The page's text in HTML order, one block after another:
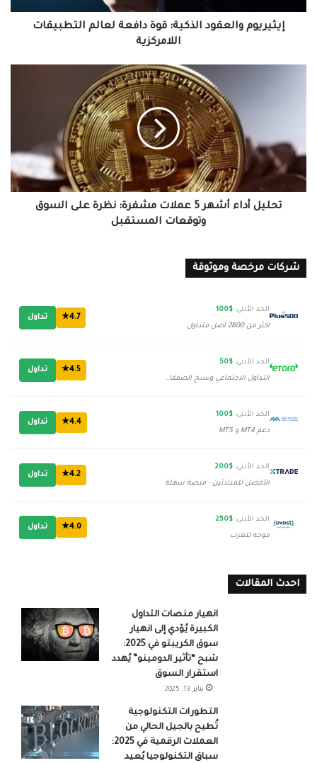
إيثيريوم والعقود الذكية: قوة دافعة لعالم التطبيقات
اللامركزية
مشفرة:
نظرة
على
السوق
وتوقعات
تحليل أداء أشهر 5 عملات مشفرة: نظرة على السوق
وتوقعات المستقبل
شركات مرخصة وموثوقة
الحد الأدنى: $100
أكثر من 2800 أصل متداول
4.7★ تداول
الحد الأدنى: $50
التداول الاجتماعي ونسخ الصفقات
4.5★ تداول
الحد الأدنى: $100
دعم MT4 و MT5
4.4★ تداول
الحد الأدنى: $200
الأفضل للمبتدئين - منصة سهلة
4.2★ تداول
الحد الأدنى: $250
موجه للعرب
4.0★ تداول
احدث المقالات
انهيار منصات التداول
الكبيرة يُؤدي إلى انهيار
سوق الكريبتو في 2025:
شبح “تأثير الدومينو” يُهدد
استقرار السوق
يناير 13, 2025
التطورات التكنولوجية
تُطيح بالجيل الحالي من
العملات الرقمية في 2025:
سباق التكنولوجيا يُعيد